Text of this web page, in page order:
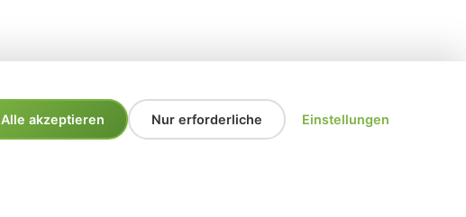
Alle akzeptieren Nur erforderliche Einstellungen